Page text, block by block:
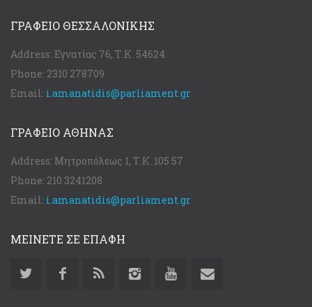
ΓΡΑΦΕΊΟ ΘΕΣΣΑΛΟΝΊΚΗΣ
Address: Εγνατίας 76, Τ.Κ. 54624
Phone: 2310 278709
Email: i.amanatidis@parliament.gr
ΓΡΑΦΕΊΟ ΑΘΉΝΑΣ
Address: Μητροπόλεως 1, Τ.Κ. 105 57
Phone: 210 3241208
Email: i.amanatidis@parliament.gr
ΜΕΙΝΕΤΕ ΣΕ ΕΠΑΦΗ